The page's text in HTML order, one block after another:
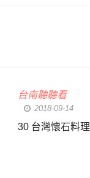
台南聽聽看
2018-09-14
30 台灣懷石料理